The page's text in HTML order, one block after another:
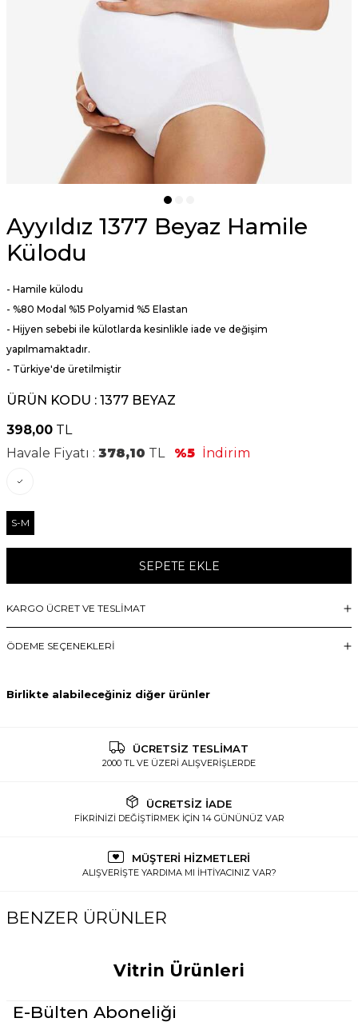
Ayyıldız 1377 Beyaz Hamile
Külodu
- Hamile külodu
- %80 Modal %15 Polyamid %5 Elastan
- Hijyen sebebi ile külotlarda kesinlikle iade ve değişim
yapılmamaktadır.
- Türkiye'de üretilmiştir
ÜRÜN KODU : 1377 BEYAZ
398,00 TL
Havale Fiyatı : 378,10 TL %5 İndirim
S-M
SEPETE EKLE
KARGO ÜCRET VE TESLİMAT
ÖDEME SEÇENEKLERI
Birlikte alabileceğiniz diğer ürünler
ÜCRETSİZ TESLİMAT
2000 TL VE ÜZERİ ALIŞVERİŞLERDE
ÜCRETSİZ İADE
FİKRİNİZİ DEĞİŞTİRMEK İÇİN 14 GÜNÜNÜZ VAR
MÜŞTERİ HİZMETLERİ
ALIŞVERİŞTE YARDIMA MI İHTİYACINIZ VAR?
BENZER ÜRÜNLER
Vitrin Ürünleri
E-Bülten Aboneliği